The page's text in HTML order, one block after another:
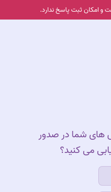
و امکان ثبت پاسخ ندارد.
های شما در صدور
می کنید؟